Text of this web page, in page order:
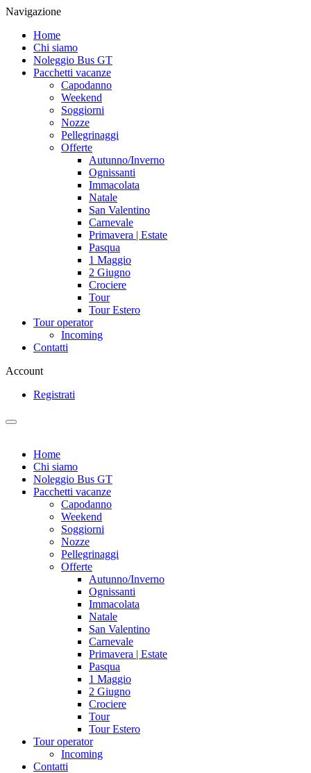
Navigazione
Home
Chi siamo
Noleggio Bus GT
Pacchetti vacanze
Capodanno
Weekend
Soggiorni
Nozze
Pellegrinaggi
Offerte
Autunno/Inverno
Ognissanti
Immacolata
Natale
San Valentino
Carnevale
Primavera | Estate
Pasqua
1 Maggio
2 Giugno
Crociere
Tour
Tour Estero
Tour operator
Incoming
Contatti
Account
Registrati
Home
Chi siamo
Noleggio Bus GT
Pacchetti vacanze
Capodanno
Weekend
Soggiorni
Nozze
Pellegrinaggi
Offerte
Autunno/Inverno
Ognissanti
Immacolata
Natale
San Valentino
Carnevale
Primavera | Estate
Pasqua
1 Maggio
2 Giugno
Crociere
Tour
Tour Estero
Tour operator
Incoming
Contatti